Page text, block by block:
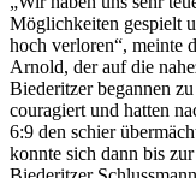
Möglichkeiten gespielt
hoch verloren“, meinte
Arnold, der auf die
Biederitzer begannen
couragiert und hatten
6:9 den schier
konnte sich dann bis